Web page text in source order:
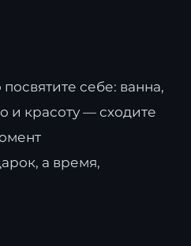
себе: ванна,
и красоту — сходите
а время,